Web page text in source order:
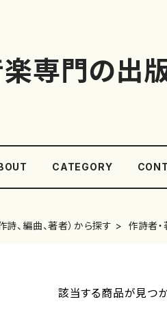
専門の出
CATEGORY
詩、編曲、著者）から探す 作詩者
該当する商品が見つか